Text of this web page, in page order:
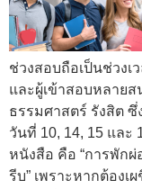
ช่วงสอบถือเป็นช่วง
และผู้เข้าสอบหลาย
ธรรมศาสตร์ รังสิต
วันที่ 10, 14, 15 แล
หนังสือ คือ “การพักผ่
รีบ” เพราะหากต้อง